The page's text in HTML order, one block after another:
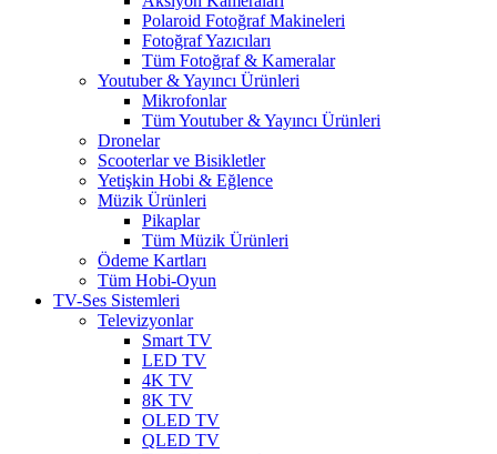
Polaroid Fotoğraf Makineleri
Fotoğraf Yazıcıları
Tüm Fotoğraf & Kameralar
Youtuber & Yayıncı Ürünleri
Mikrofonlar
Tüm Youtuber & Yayıncı Ürünleri
Dronelar
Scooterlar ve Bisikletler
Yetişkin Hobi & Eğlence
Müzik Ürünleri
Pikaplar
Tüm Müzik Ürünleri
Ödeme Kartları
Tüm Hobi-Oyun
TV-Ses Sistemleri
Televizyonlar
Smart TV
LED TV
4K TV
8K TV
OLED TV
QLED TV